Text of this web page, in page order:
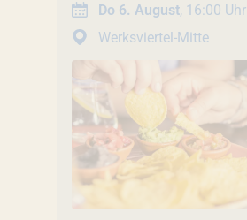
Do 6. August, 16:00 Uhr
Werksviertel-Mitte